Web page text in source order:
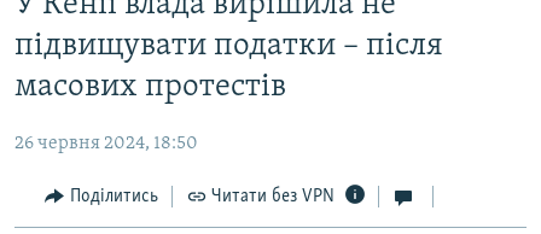
основного
матеріалу
до
основної
навігації
Перейти
до
ЕКОНОМІКА
СУСПІЛЬСТВО
РОСІЙСЬКА «ФІЛЬТРАЦІЯ»
ДОНБАС.РЕАЛІЇ
підвищувати податки – після
масових протестів
26 червня 2024, 18:50
Поділитись Читати без VPN